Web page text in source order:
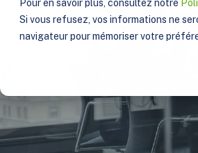
Pour en savoir plus, consultez notre
Si vous refusez, vos informations ne
navigateur pour mémoriser votre